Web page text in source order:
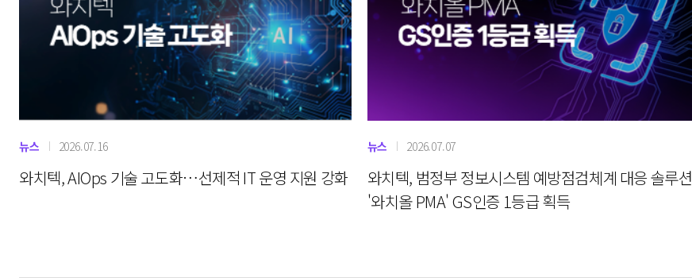
뉴스 2026.07.16
와치텍, AIOps 기술 고도화…선제적 IT 운영 지원 강화
뉴스 2026.07.07
와치텍, 범정부 정보시스템 예방점검체계 대응 솔루션
'와치올 PMA' GS인증 1등급 획득